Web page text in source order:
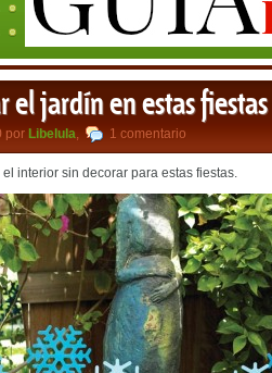
el jardín en estas fiestas
por Libelula, 1 comentario
interior sin decorar para estas fiestas.